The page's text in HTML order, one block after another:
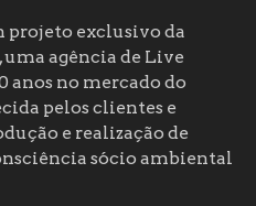
projeto exclusivo da
agência de Live
anos no mercado do
pelos clientes e
e realização de
sócio ambiental